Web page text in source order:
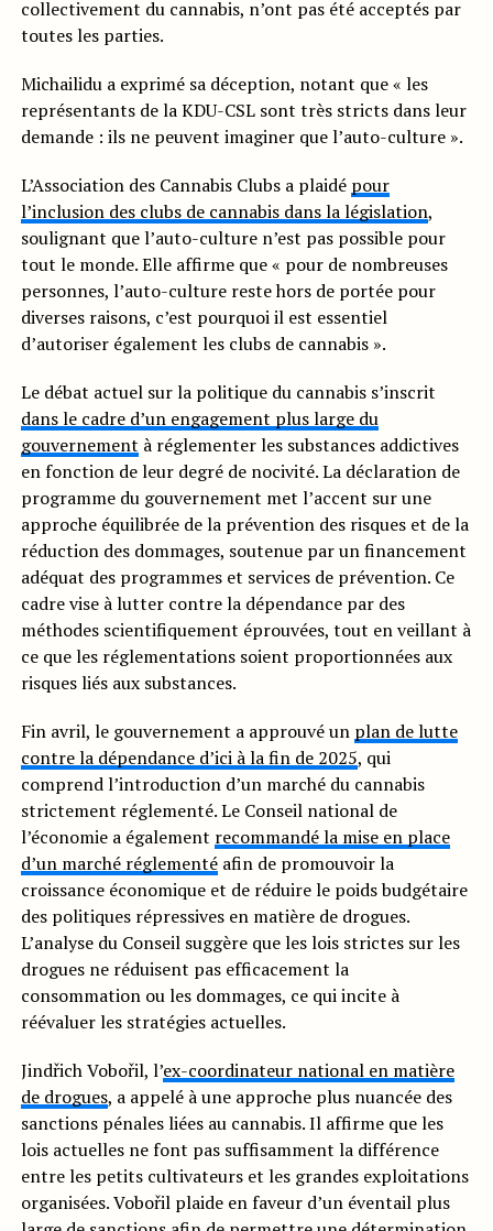
collectivement du cannabis, n’ont pas été acceptés par
toutes les parties.
Michailidu a exprimé sa déception, notant que « les
représentants de la KDU-CSL sont très stricts dans leur
demande : ils ne peuvent imaginer que l’auto-culture ».
L’Association des Cannabis Clubs a plaidé pour
l’inclusion des clubs de cannabis dans la législation,
soulignant que l’auto-culture n’est pas possible pour
tout le monde. Elle affirme que « pour de nombreuses
personnes, l’auto-culture reste hors de portée pour
diverses raisons, c’est pourquoi il est essentiel
d’autoriser également les clubs de cannabis ».
Le débat actuel sur la politique du cannabis s’inscrit
dans le cadre d’un engagement plus large du
gouvernement à réglementer les substances addictives
en fonction de leur degré de nocivité. La déclaration de
programme du gouvernement met l’accent sur une
approche équilibrée de la prévention des risques et de la
réduction des dommages, soutenue par un financement
adéquat des programmes et services de prévention. Ce
cadre vise à lutter contre la dépendance par des
méthodes scientifiquement éprouvées, tout en veillant à
ce que les réglementations soient proportionnées aux
risques liés aux substances.
Fin avril, le gouvernement a approuvé un plan de lutte
contre la dépendance d’ici à la fin de 2025, qui
comprend l’introduction d’un marché du cannabis
strictement réglementé. Le Conseil national de
l’économie a également recommandé la mise en place
d’un marché réglementéafin de promouvoir la
croissance économique et de réduire le poids budgétaire
des politiques répressives en matière de drogues.
L’analyse du Conseil suggère que les lois strictes sur les
drogues ne réduisent pas efficacement la
consommation ou les dommages, ce qui incite à
réévaluer les stratégies actuelles.
Jindřich Vobořil, l’ex-coordinateur national en matière
de drogues, a appelé à une approche plus nuancée des
sanctions pénales liées au cannabis. Il affirme que les
lois actuelles ne font pas suffisamment la différence
entre les petits cultivateurs et les grandes exploitations
organisées. Vobořil plaide en faveur d’un éventail plus